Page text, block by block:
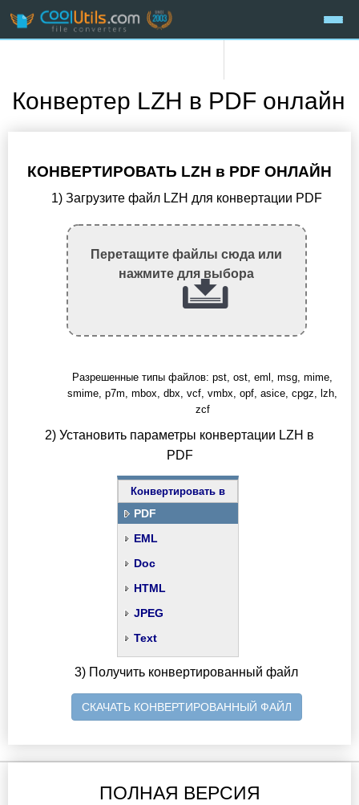
Конвертер LZH в PDF онлайн
КОНВЕРТИРОВАТЬ LZH в PDF ОНЛАЙН
1) Загрузите файл LZH для конвертации PDF
Перетащите файлы сюда или
нажмите для выбора
Разрешенные типы файлов: pst, ost, eml, msg, mime,
smime, p7m, mbox, dbx, vcf, vmbx, opf, asice, cpgz, lzh,
zcf
2) Установить параметры конвертации LZH в
PDF
Конвертировать в
PDF
EML
Doc
HTML
JPEG
Text
3) Получить конвертированный файл
СКАЧАТЬ КОНВЕРТИРОВАННЫЙ ФАЙЛ
ПОЛНАЯ ВЕРСИЯ